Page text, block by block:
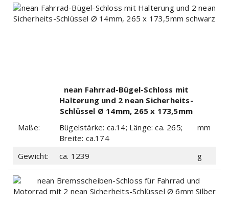
nean Fahrrad-Bügel-Schloss mit
Halterung und 2 nean Sicherheits-
Schlüssel Ø 14mm, 265 x 173,5mm
Maße:
Bügelstärke: ca.14; Länge: ca. 265;
Breite: ca.174
mm
Gewicht: ca. 1239 g